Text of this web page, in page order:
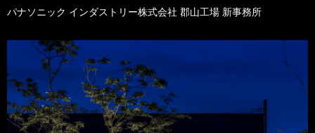
パナソニック インダストリー株式会社 郡山工場 新事務所